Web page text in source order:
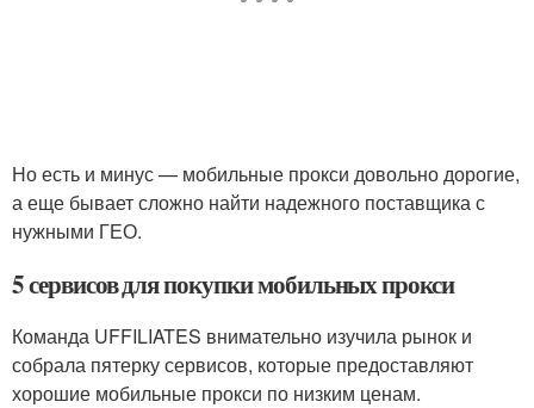
Но есть и минус — мобильные прокси довольно дорогие,
а еще бывает сложно найти надежного поставщика с
нужными ГЕО.
5 сервисов для покупки мобильных прокси
Команда UFFILIATES внимательно изучила рынок и
собрала пятерку сервисов, которые предоставляют
хорошие мобильные прокси по низким ценам.